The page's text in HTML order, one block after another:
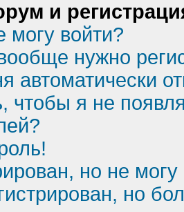
и
могу войти?
нужно
автоматически
чтобы я не
но не могу
но